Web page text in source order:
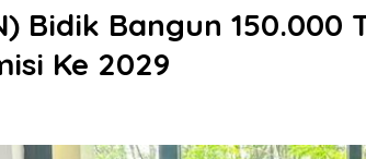
Bidik Bangun
Ke 2029